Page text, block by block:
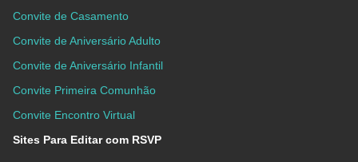
Convite de Casamento
Convite de Aniversário Adulto
Convite de Aniversário Infantil
Convite Primeira Comunhão
Convite Encontro Virtual
Sites Para Editar com RSVP